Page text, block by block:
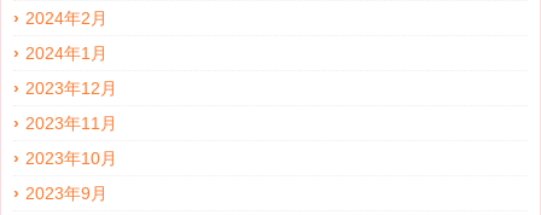
2024年2月
2024年1月
2023年12月
2023年11月
2023年10月
2023年9月